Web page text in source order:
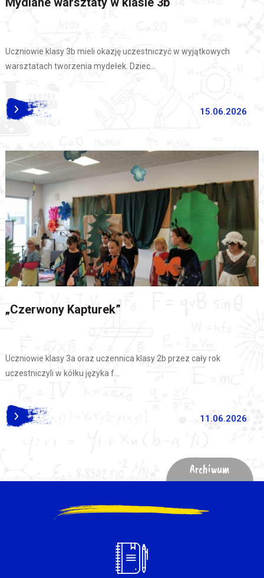
15.06.2026
Uczniowie klasy 3b mieli okazję uczestniczyć w wyjątkowych
warsztatach tworzenia mydełek. Dziec...
11.06.2026
„Czerwony Kapturek”
Uczniowie klasy 3a oraz uczennica klasy 2b przez cały rok
uczestniczyli w kółku języka f...
Archiwum